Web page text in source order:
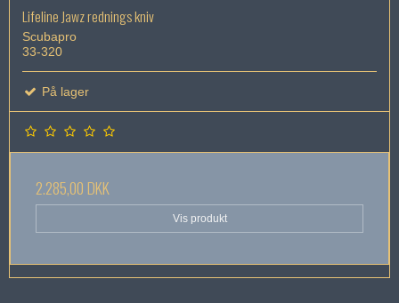
Lifeline Jawz rednings kniv
Scubapro
33-320
På lager
2.285,00 DKK
Vis produkt